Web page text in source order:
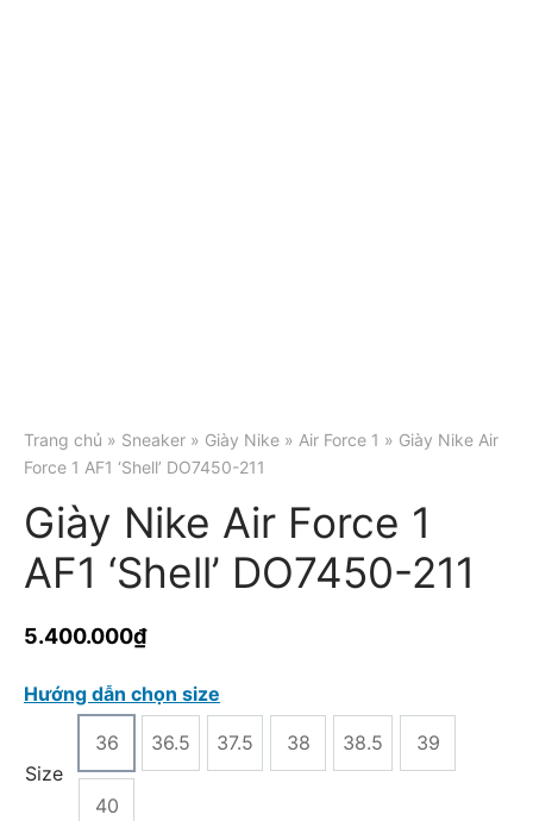
Trang chủ » Sneaker » Giày Nike » Air Force 1 » Giày Nike Air
Force 1 AF1 ‘Shell’ DO7450-211
Giày Nike Air Force 1
AF1 ‘Shell’ DO7450-211
5.400.000₫
Hướng dẫn chọn size
Size
36 36.5 37.5 38 38.5 39
40